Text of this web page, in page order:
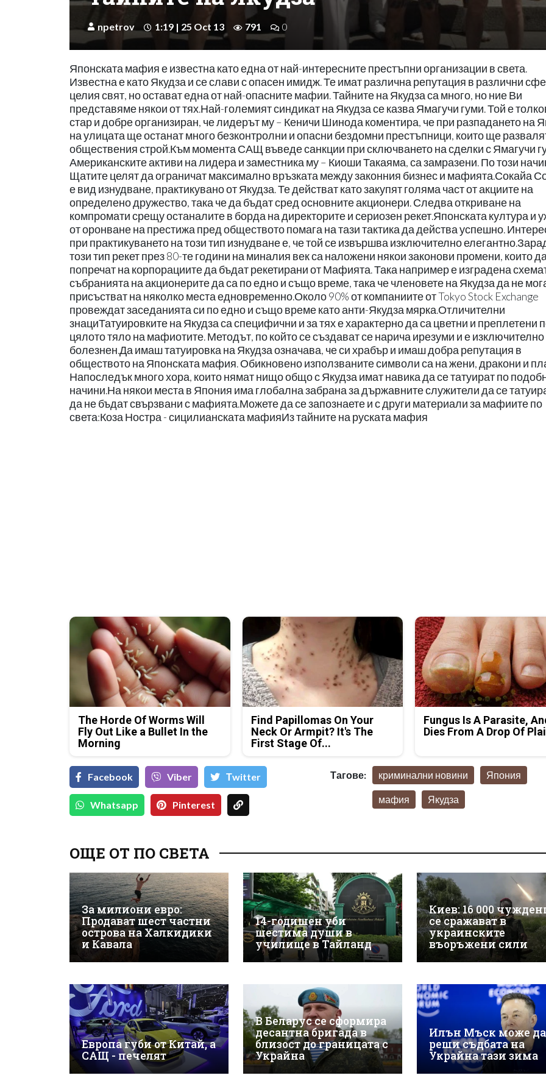
npetrov 1:19 | 25 Oct 13 791 0
Японската мафия е известна като една от най-интересните престъпни организации в света.
Известна е като Якудза и се слави с опасен имидж. Те имат различна репутация в различни
целия свят, но остават една от най-опасните мафии. Тайните на Якудза са много, но ние Ви
представяме някои от тях.Най-големият синдикат на Якудза се казва Ямагучи гуми. Той е
стар и добре организиран, че лидерът му – Кеничи Шинода коментира, че при разпадането на
на улицата ще останат много безконтролни и опасни бездомни престъпници, които ще
обществения строй.Към момента САЩ въведе санкции при сключването на сделки с Ямагучи
Американските активи на лидера и заместника му – Киоши Такаяма, са замразени. По този
Щатите целят да ограничат максимално връзката между законния бизнес и мафията.Сокайа
е вид изнудване, практикувано от Якудза. Те действат като закупят голяма част от акциите на
определено дружество, така че да бъдат сред основните акционери. Следва откриване на
компромати срещу останалите в борда на директорите и сериозен рекет.Японската култура и
от оронване на престижа пред обществото помага на тази тактика да действа успешно.
при практикуването на този тип изнудване е, че той се извършва изключително
този тип рекет през 80-те години на миналия век са наложени някои законови промени, които
попречат на корпорациите да бъдат рекетирани от Мафията. Така например е изградена
събранията на акционерите да са по едно и също време, така че членовете на Якудза да не
присъстват на няколко места едновременно.Около 90% от компаниите от Tokyo Stock Exchange
провеждат заседанията си по едно и също време като анти-Якудза мярка.Отличителни
знациТатуировките на Якудза са специфични и за тях е характерно да са цветни и преплетени
цялото тяло на мафиотите. Методът, по който се създават се нарича ирезуми и е изключително
болезнен.Да имаш татуировка на Якудза означава, че си храбър и имаш добра репутация в
обществото на Японската мафия. Обикновено използваните символи са на жени, дракони и
Напоследък много хора, които нямат нищо общо с Якудза имат навика да се татуират по
начини.На някои места в Япония има глобална забрана за държавните служители да се
да не бъдат свързвани с мафията.Можете да се запознаете и с други материали за мафиите по
света:Коза Ностра - сицилианската мафияИз тайните на руската мафия
The Horde Of Worms Will
Fly Out Like a Bullet In the
Morning
Find Papillomas On Your
Neck Or Armpit? It's The
First Stage Of...
Fungus Is A Parasite,
Dies From A Drop Of
Facebook Viber Тwitter
Whatsapp Pinterest
Тагове: криминални новини Япония
мафия Якудза
ОЩЕ ОТ ПО СВЕТА
За милиони евро:
Продават шест частни
острова на Халкидики
и Кавала
14-годишен уби
шестима души в
училище в Тайланд
Киев: 16 000
се сражават в
украинските
въоръжени сили
Европа губи от Китай, а
САЩ - печелят
В Беларус се сформира
десантна бригада в
близост до границата с
Украйна
Илън Мъск може да
реши съдбата на
Украйна тази зима